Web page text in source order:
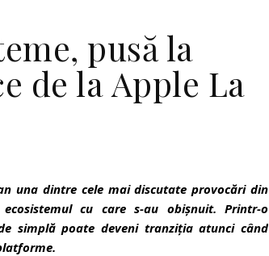
pusă la
de la Apple La
una dintre cele mai discutate provocări din
cu care s-au obișnuit. Printr-o
simplă poate deveni tranziția atunci când